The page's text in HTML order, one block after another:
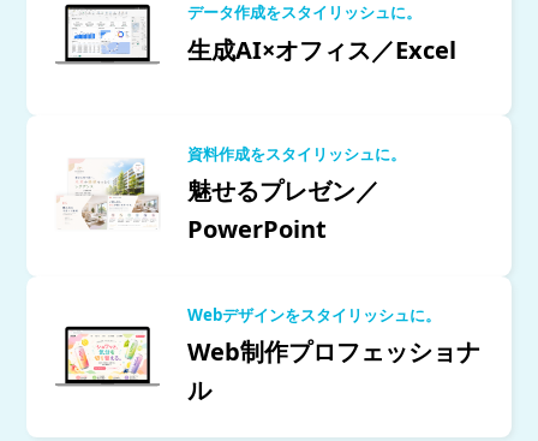
データ作成をスタイリッシュに。
生成AI×オフィス／Excel
資料作成をスタイリッシュに。
魅せるプレゼン／
PowerPoint
Webデザインをスタイリッシュに。
Web制作プロフェッショナ
ル